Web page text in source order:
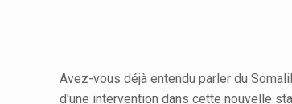
Avez-vous déjà entendu parler du
d'une intervention dans cette nouvelle